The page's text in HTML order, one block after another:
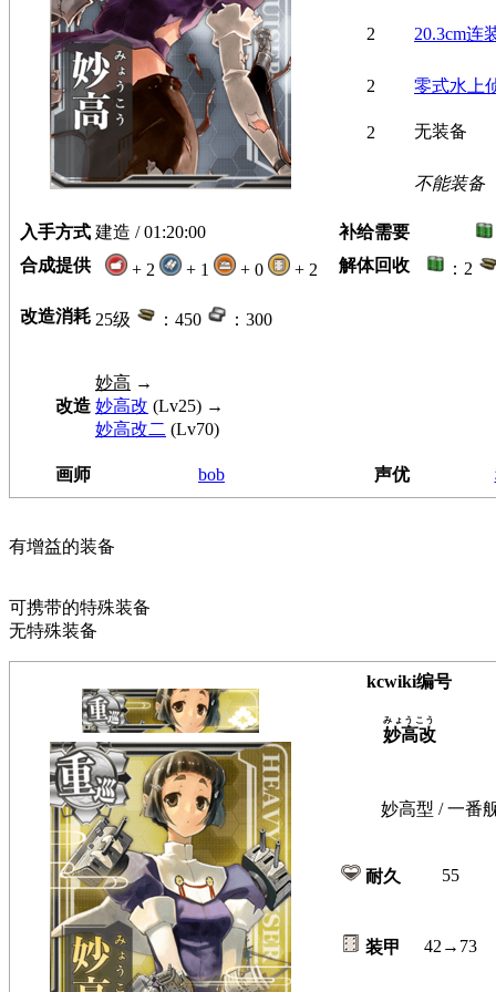
2 20.3cm连
2 零式水上
2 无装备
不能装备
入手方式 建造 / 01:20:00 补给需要
合成提供
+ 2 + 1 + 0 + 2 解体回收 ：2
改造消耗 25级 ：450 ：300
改造
妙高 →
妙高改 (Lv25) →
妙高改二 (Lv70)
画师 bob 声优
有增益的装备
可携带的特殊装备
无特殊装备
kcwiki编号
妙高改
みょうこう
妙高型 / 一番
耐久 55
装甲 42→73